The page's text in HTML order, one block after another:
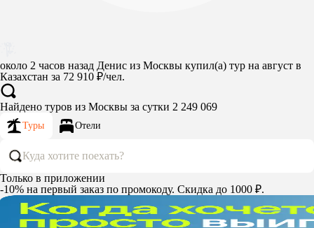
около 2 часов назад Денис из Москвы купил(a) тур на август в
Казахстан за 72 910 ₽/чел.
Найдено туров из Москвы за сутки 2 249 069
Туры Отели
Куда хотите поехать?
Только в приложении
-10% на первый заказ по промокоду. Скидка до 1000 ₽.